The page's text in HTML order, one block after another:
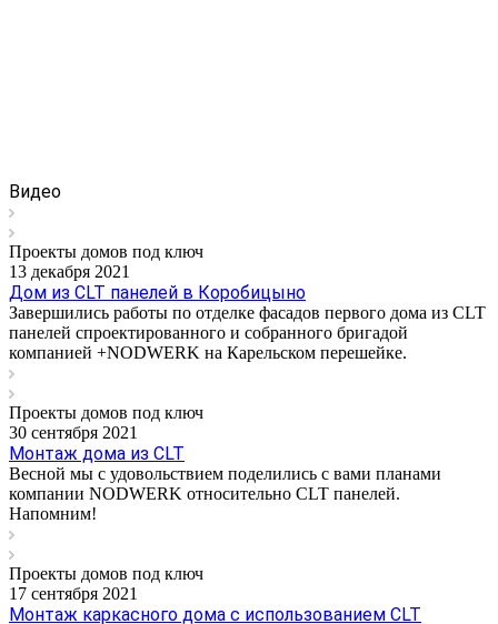
Видео
Проекты домов под ключ
13 декабря 2021
Дом из CLT панелей в Коробицыно
Завершились работы по отделке фасадов первого дома из CLT
панелей спроектированного и собранного бригадой
компанией +NODWERK на Карельском перешейке.
Проекты домов под ключ
30 сентября 2021
Монтаж дома из CLT
Весной мы с удовольствием поделились с вами планами
компании NODWERK относительно CLT панелей.
Напомним!
Проекты домов под ключ
17 сентября 2021
Монтаж каркасного дома с использованием CLT